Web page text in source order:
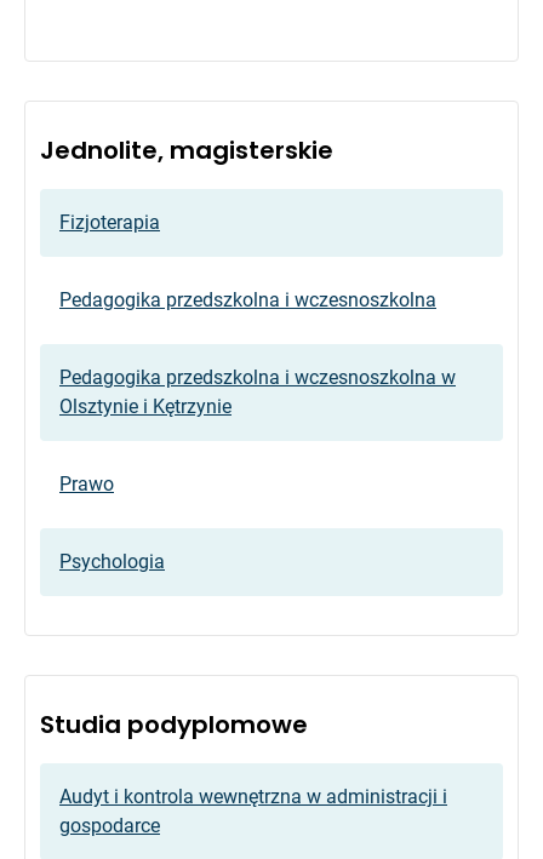
Jednolite, magisterskie
Fizjoterapia
Pedagogika przedszkolna i wczesnoszkolna
Pedagogika przedszkolna i wczesnoszkolna w
Olsztynie i Kętrzynie
Prawo
Psychologia
Studia podyplomowe
Audyt i kontrola wewnętrzna w administracji i
gospodarce